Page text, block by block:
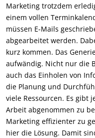
Marketing trotzdem
einem vollen
müssen E-Mails
abgearbeitet werden.
kurz kommen. Das
aufwändig. Nicht nur die
auch das Einholen von
die Planung und
viele Ressourcen. Es gibt
Arbeit abgenommen zu
Marketing effizienter zu
hier die Lösung. Damit